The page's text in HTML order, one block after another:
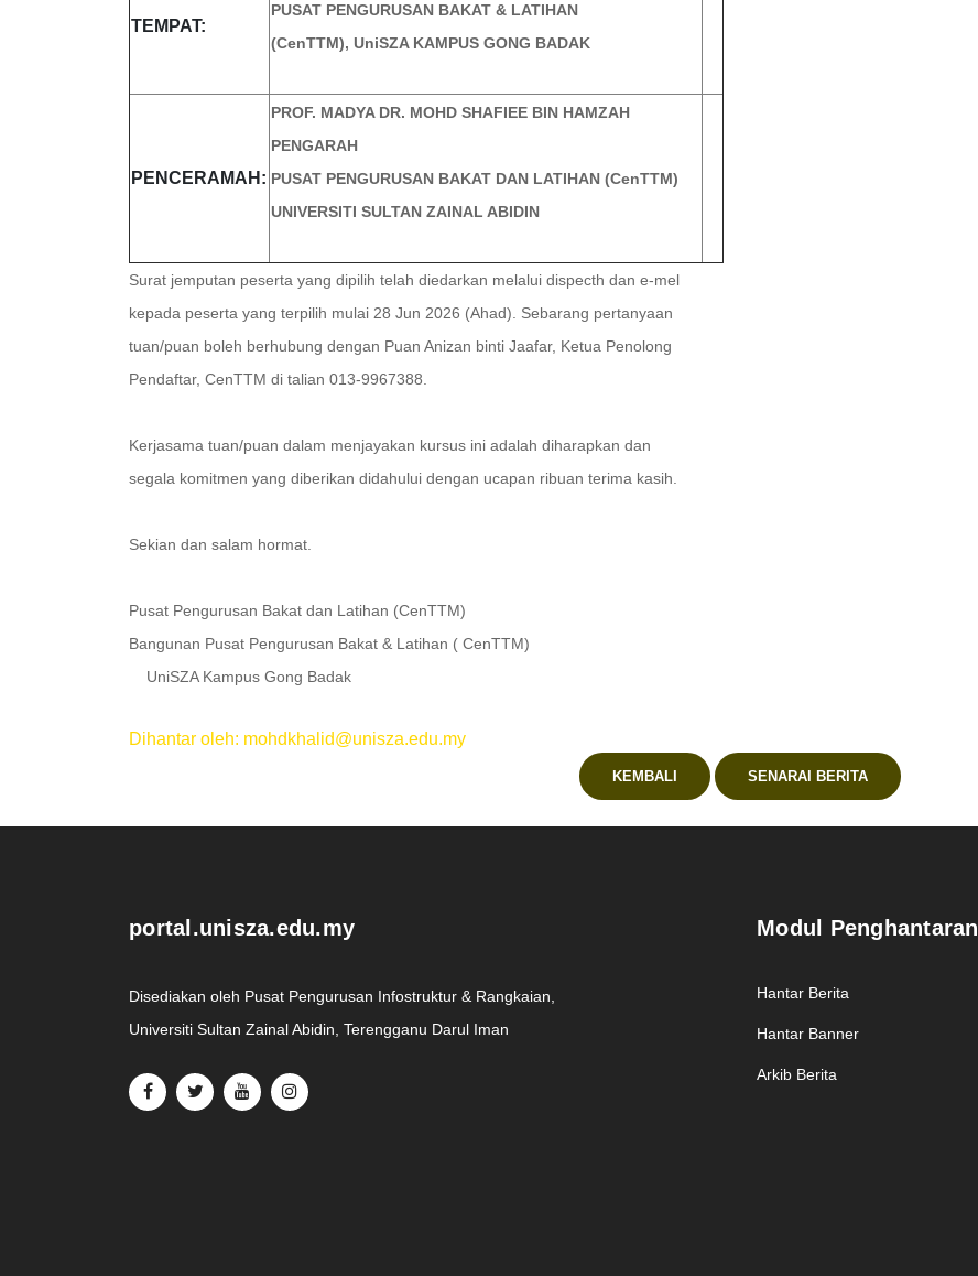
TEMPAT:
PUSAT PENGURUSAN BAKAT & LATIHAN
(CenTTM), UniSZA KAMPUS GONG BADAK
PENCERAMAH:
PROF. MADYA DR. MOHD SHAFIEE BIN HAMZAH
PENGARAH
PUSAT PENGURUSAN BAKAT DAN LATIHAN (CenTTM)
UNIVERSITI SULTAN ZAINAL ABIDIN
Surat jemputan peserta yang dipilih telah diedarkan melalui dispecth dan e-mel
kepada peserta yang terpilih mulai 28 Jun 2026 (Ahad). Sebarang pertanyaan
tuan/puan boleh berhubung dengan Puan Anizan binti Jaafar, Ketua Penolong
Pendaftar, CenTTM di talian 013-9967388.
Kerjasama tuan/puan dalam menjayakan kursus ini adalah diharapkan dan
segala komitmen yang diberikan didahului dengan ucapan ribuan terima kasih.
Sekian dan salam hormat.
Pusat Pengurusan Bakat dan Latihan (CenTTM)
Bangunan Pusat Pengurusan Bakat & Latihan ( CenTTM)
UniSZA Kampus Gong Badak
Dihantar oleh: mohdkhalid@unisza.edu.my
KEMBALI SENARAI BERITA
portal.unisza.edu.my
Disediakan oleh Pusat Pengurusan Infostruktur & Rangkaian,
Universiti Sultan Zainal Abidin, Terengganu Darul Iman
Modul Penghantaran
Hantar Berita
Hantar Banner
Arkib Berita